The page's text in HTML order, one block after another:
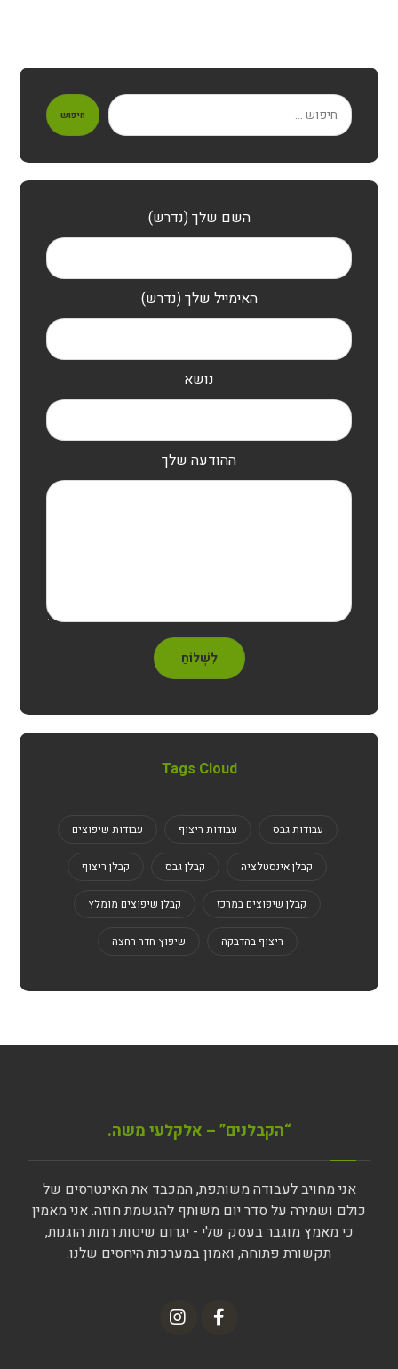
חיפוש
השם שלך (נדרש)
האימייל שלך (נדרש)
נושא
ההודעה שלך
לִשְׁלוֹחַ
Tags Cloud
עבודות גבס עבודות ריצוף עבודות שיפוצים
קבלן אינסטלציה קבלן גבס קבלן ריצוף
קבלן שיפוצים במרכז קבלן שיפוצים מומלץ
ריצוף בהדבקה שיפוץ חדר רחצה
“הקבלנים” – אלקלעי משה.
אני מחויב לעבודה משותפת, המכבד את האינטרסים של
כולם ושמירה על סדר יום משותף להגשמת חוזה. אני מאמין
כי מאמץ מוגבר בעסק שלי - יגרום שיטות רמות הוגנות,
תקשורת פתוחה, ואמון במערכות היחסים שלנו.